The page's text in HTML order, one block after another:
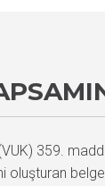
359.
oluşturan